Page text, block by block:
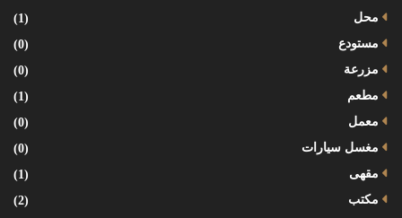
محل
(1)
مستودع
(0)
مزرعة
(0)
مطعم
(1)
معمل
(0)
مغسل سيارات
(0)
مقهى
(1)
مكتب
(2)